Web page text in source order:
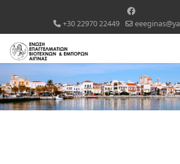
+30 22970 22449